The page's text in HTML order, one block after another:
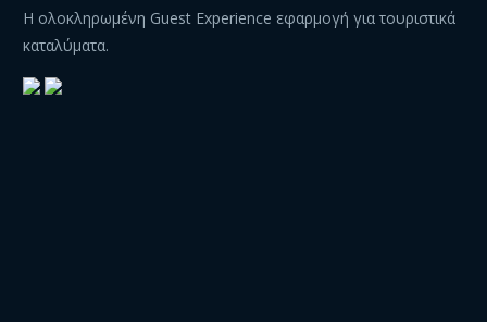
Η ολοκληρωμένη Guest Experience εφαρμογή για τουριστικά
καταλύματα.